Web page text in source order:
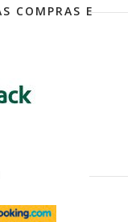
COMPRAS E